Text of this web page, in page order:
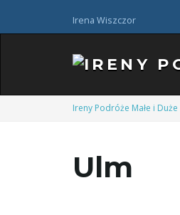
Irena Wiszczor
Ireny Podróże Małe i Duże
Ulm